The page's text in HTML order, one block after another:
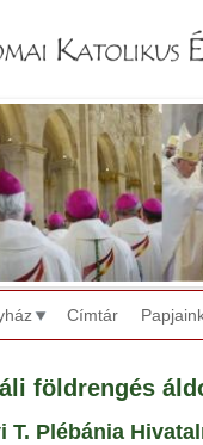
Címtár
földrengés
T. Plébánia